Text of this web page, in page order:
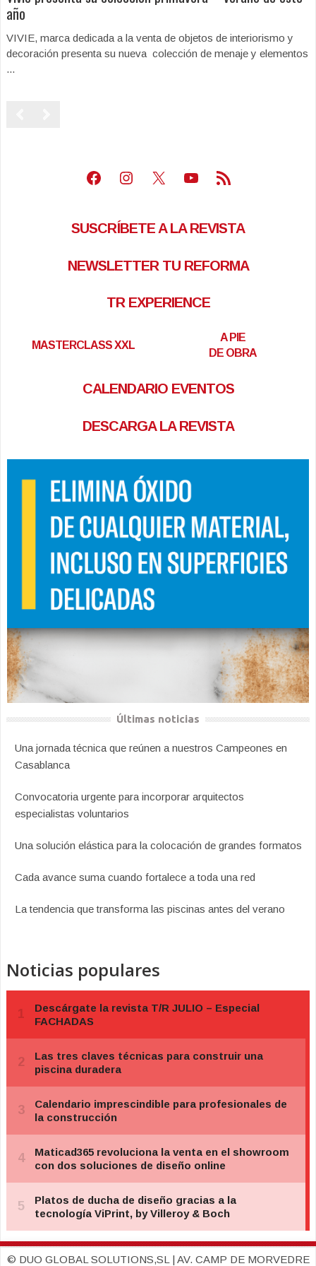
año
VIVIE, marca dedicada a la venta de objetos de interiorismo y
decoración presenta su nueva colección de menaje y elementos
...
Facebook
Instagram
X Youtube
Feed RSS
SUSCRÍBETE A LA REVISTA
NEWSLETTER TU REFORMA
TR EXPERIENCE
MASTERCLASS XXL
A PIE
DE OBRA
CALENDARIO EVENTOS
DESCARGA LA REVISTA
Últimas noticias
Una jornada técnica que reúnen a nuestros Campeones en
Casablanca
Convocatoria urgente para incorporar arquitectos
especialistas voluntarios
Una solución elástica para la colocación de grandes formatos
Cada avance suma cuando fortalece a toda una red
La tendencia que transforma las piscinas antes del verano
Noticias populares
© DUO GLOBAL SOLUTIONS,SL | AV. CAMP DE MORVEDRE